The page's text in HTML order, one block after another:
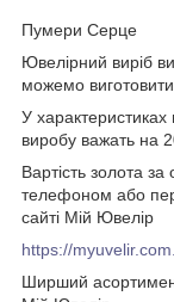
Пумери Серце
Ювелірний виріб
можемо виготовити
У характеристиках
виробу важать на
Вартість золота
телефоном або
сайті Мій Ювелір
https://
Ширший